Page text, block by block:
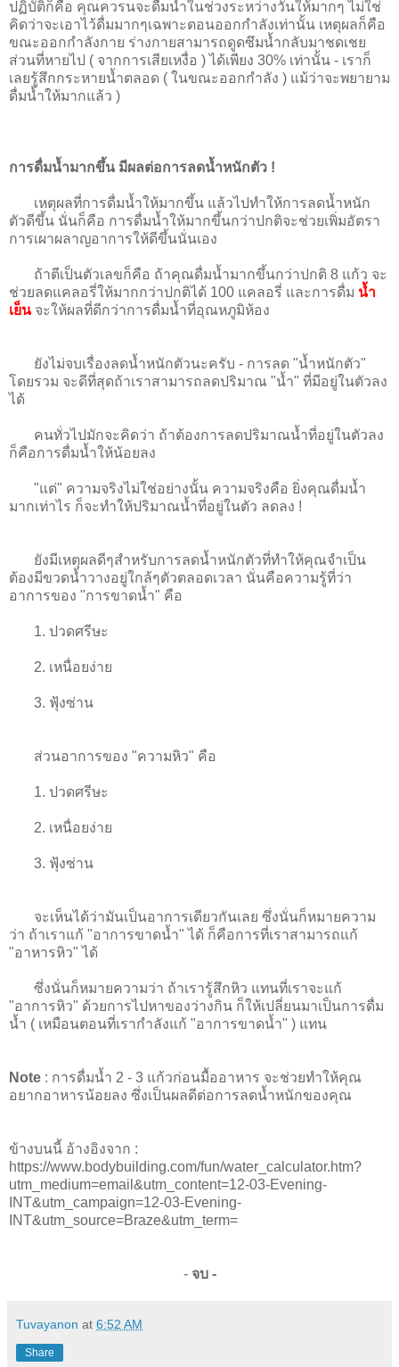
ปฏิบัติก็คือ คุณควรนจะดื่มน้ำในช่วงระหว่างวันให้มากๆ ไม่ใช่
คิดว่าจะเอาไว้ดื่มมากๆเฉพาะตอนออกกำลังเท่านั้น เหตุผลก็คือ
ขณะออกกำลังกาย ร่างกายสามารถดูดซึมน้ำกลับมาชดเชย
ส่วนที่หายไป ( จากการเสียเหงื่อ ) ได้เพียง 30% เท่านั้น - เราก็
เลยรู้สึกกระหายน้ำตลอด ( ในขณะออกกำลัง ) แม้ว่าจะพยายาม
ดื่มน้ำให้มากแล้ว )
การดื่มน้ำมากขึ้น มีผลต่อการลดน้ำหนักตัว !
เหตุผลที่การดื่มน้ำให้มากขึ้น แล้วไปทำให้การลดน้ำหนัก
ตัวดีขึ้น นั่นก็คือ การดื่มน้ำให้มากขึ้นกว่าปกติจะช่วยเพิ่มอัตรา
การเผาผลาญอาการให้ดีขึ้นนั่นเอง
ถ้าตีเป็นตัวเลขก็คือ ถ้าคุณดื่มน้ำมากขึ้นกว่าปกติ 8 แก้ว จะ
ช่วยลดแคลอรี่ให้มากกว่าปกติได้ 100 แคลอรี่ และการดื่ม น้ำ
เย็น จะให้ผลที่ดีกว่าการดื่มน้ำที่อุณหภูมิห้อง
ยังไม่จบเรื่องลดน้ำหนักตัวนะครับ - การลด "น้ำหนักตัว"
โดยรวม จะดีที่สุดถ้าเราสามารถลดปริมาณ "น้ำ" ที่มีอยู่ในตัวลง
ได้
คนทั่วไปมักจะคิดว่า ถ้าต้องการลดปริมาณน้ำที่อยู่ในตัวลง
ก็คือการดื่มน้ำให้น้อยลง
"แต่" ความจริงไม่ใช่อย่างนั้น ความจริงคือ ยิ่งคุณดื่มน้ำ
มากเท่าไร ก็จะทำให้ปริมาณน้ำที่อยู่ในตัว ลดลง !
ยังมีเหตุผลดีๆสำหรับการลดน้ำหนักตัวที่ทำให้คุณจำเป็น
ต้องมีขวดน้ำวางอยู่ใกล้ๆตัวตลอดเวลา นั่นคือความรู้ที่ว่า
อาการของ "การขาดน้ำ" คือ
1. ปวดศรีษะ
2. เหนื่อยง่าย
3. ฟุ้งซ่าน
ส่วนอาการของ "ความหิว" คือ
1. ปวดศรีษะ
2. เหนื่อยง่าย
3. ฟุ้งซ่าน
จะเห็นได้ว่ามันเป็นอาการเดียวกันเลย ซึ่งนั่นก็หมายความ
ว่า ถ้าเราแก้ "อาการขาดน้ำ" ได้ ก็คือการที่เราสามารถแก้
"อาหารหิว" ได้
ซึ่งนั่นก็หมายความว่า ถ้าเรารู้สึกหิว แทนที่เราจะแก้
"อาการหิว" ด้วยการไปหาของว่างกิน ก็ให้เปลี่ยนมาเป็นการดื่ม
น้ำ ( เหมือนตอนที่เรากำลังแก้ "อาการขาดน้ำ" ) แทน
Note : การดื่มน้ำ 2 - 3 แก้วก่อนมื้ออาหาร จะช่วยทำให้คุณ
อยากอาหารน้อยลง ซึ่งเป็นผลดีต่อการลดน้ำหนักของคุณ
ข้างบนนี้ อ้างอิงจาก :
https://www.bodybuilding.com/fun/water_calculator.htm?
utm_medium=email&utm_content=12-03-Evening-
INT&utm_campaign=12-03-Evening-
INT&utm_source=Braze&utm_term=
-จบ -
Tuvayanon at 6:52 AM
Share